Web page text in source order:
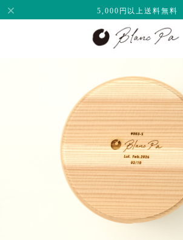
5,000円以上送料無料